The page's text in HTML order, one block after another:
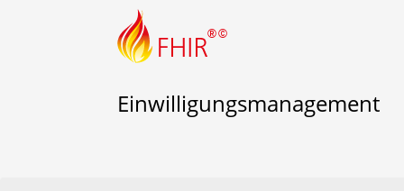
Einwilligungsmanagement